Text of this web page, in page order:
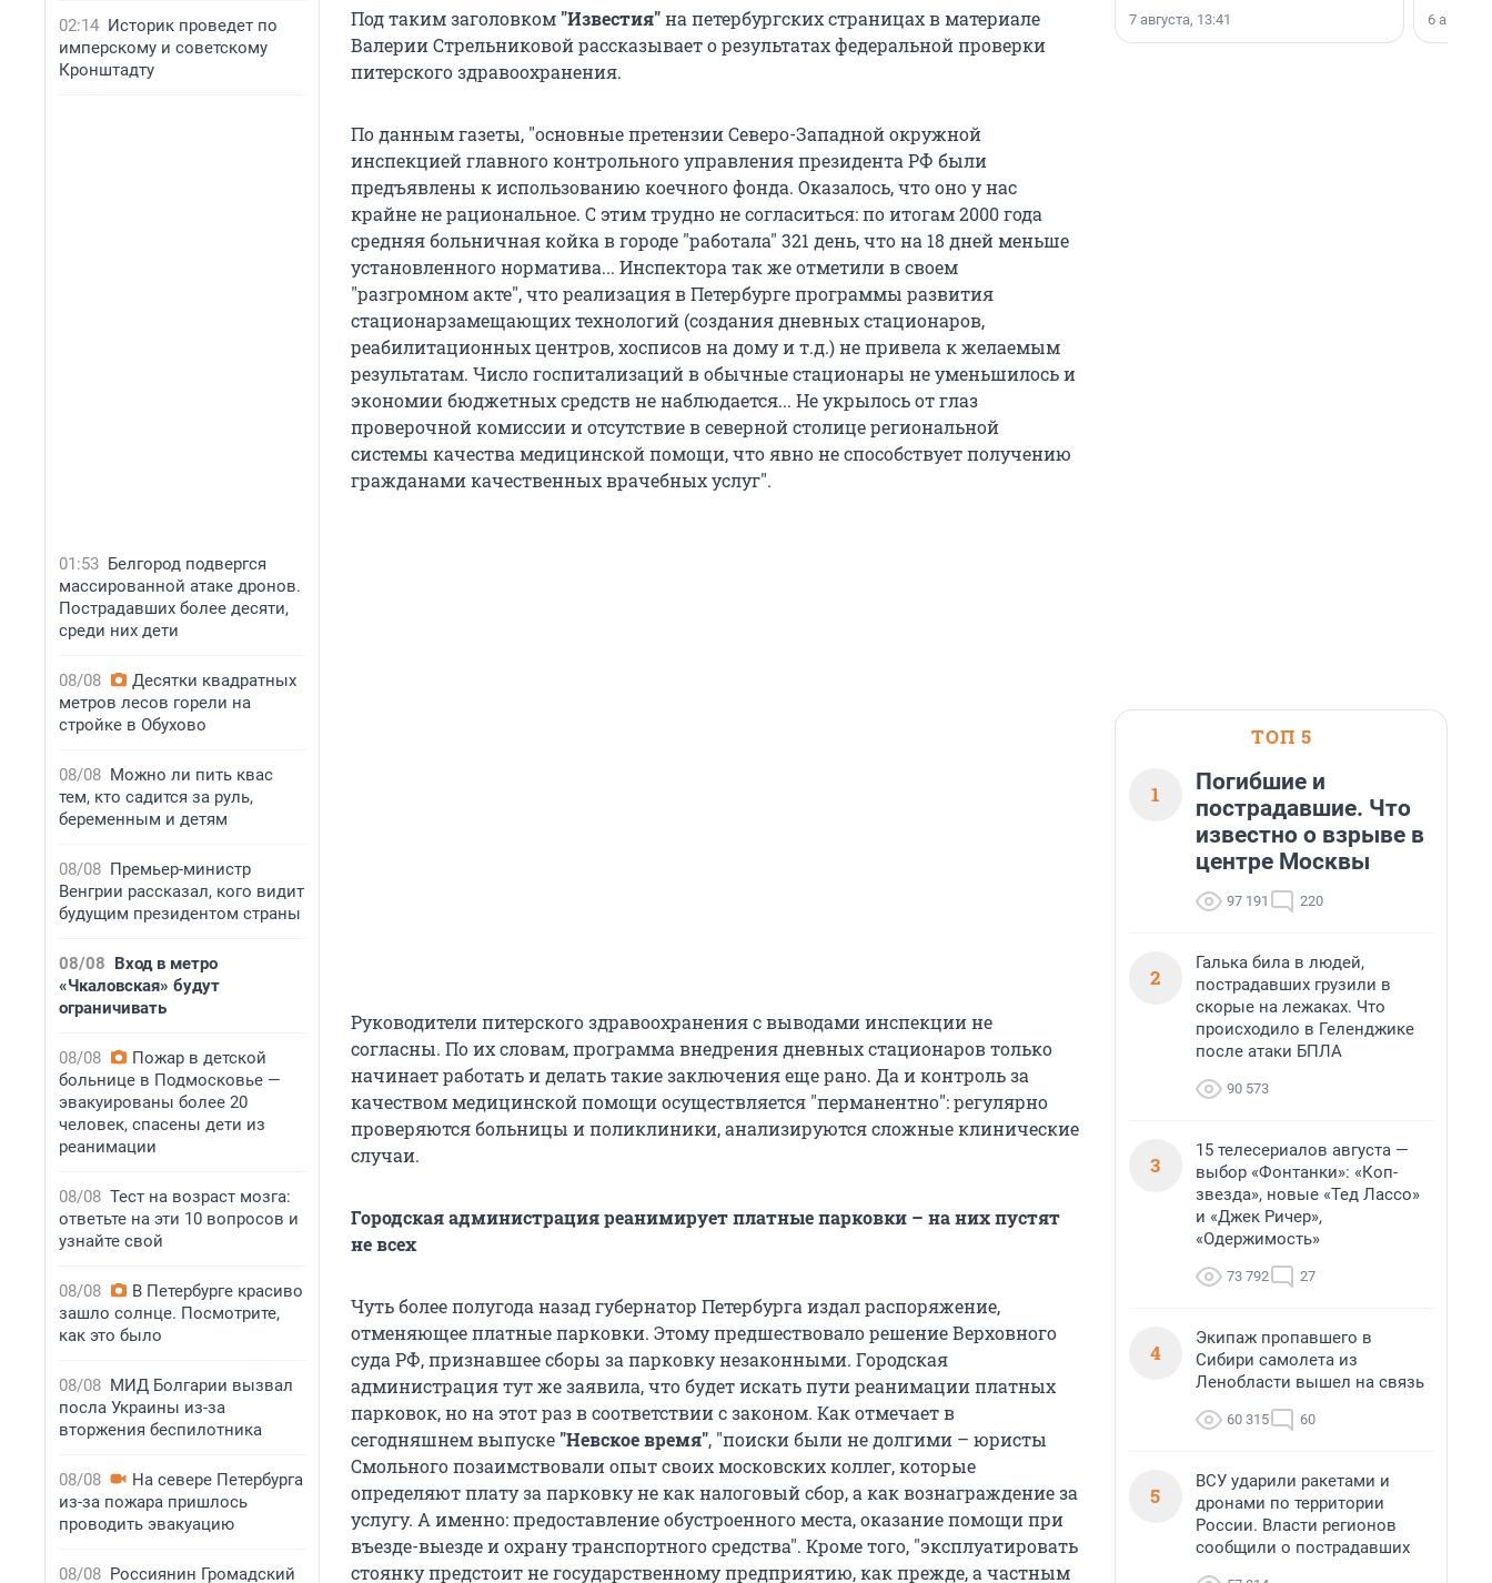
02:14 Историк проведет по
имперскому и советскому
Кронштадту
01:53 Белгород подвергся
массированной атаке дронов.
Пострадавших более десяти,
среди них дети
08/08
Десятки квадратных
метров лесов горели на
стройке в Обухово
08/08 Можно ли пить квас
тем, кто садится за руль,
беременным и детям
08/08 Премьер-министр
Венгрии рассказал, кого видит
будущим президентом страны
08/08 Вход в метро
«Чкаловская» будут
ограничивать
08/08
Пожар в детской
больнице в Подмосковье —
эвакуированы более 20
человек, спасены дети из
реанимации
08/08 Тест на возраст мозга:
ответьте на эти 10 вопросов и
узнайте свой
08/08
В Петербурге красиво
зашло солнце. Посмотрите,
как это было
08/08 МИД Болгарии вызвал
посла Украины из-за
вторжения беспилотника
08/08
На севере Петербурга
из-за пожара пришлось
проводить эвакуацию
08/08 Россиянин Громадский
Под таким заголовком "Известия"на петербургских страницах в материале
Валерии Стрельниковой рассказывает о результатах федеральной проверки
питерского здравоохранения.
По данным газеты, "основные претензии Северо-Западной окружной
инспекцией главного контрольного управления президента РФ были
предъявлены к использованию коечного фонда. Оказалось, что оно у нас
крайне не рациональное. С этим трудно не согласиться: по итогам 2000 года
средняя больничная койка в городе "работала" 321 день, что на 18 дней меньше
установленного норматива... Инспектора так же отметили в своем
"разгромном акте", что реализация в Петербурге программы развития
стационарзамещающих технологий (создания дневных стационаров,
реабилитационных центров, хосписов на дому и т.д.) не привела к желаемым
результатам. Число госпитализаций в обычные стационары не уменьшилось и
экономии бюджетных средств не наблюдается... Не укрылось от глаз
проверочной комиссии и отсутствие в северной столице региональной
системы качества медицинской помощи, что явно не способствует получению
гражданами качественных врачебных услуг".
Руководители питерского здравоохранения с выводами инспекции не
согласны. По их словам, программа внедрения дневных стационаров только
начинает работать и делать такие заключения еще рано. Да и контроль за
качеством медицинской помощи осуществляется "перманентно": регулярно
проверяются больницы и поликлиники, анализируются сложные клинические
случаи.
Городская администрация реанимирует платные парковки – на них пустят
не всех
Чуть более полугода назад губернатор Петербурга издал распоряжение,
отменяющее платные парковки. Этому предшествовало решение Верховного
суда РФ, признавшее сборы за парковку незаконными. Городская
администрация тут же заявила, что будет искать пути реанимации платных
парковок, но на этот раз в соответствии с законом. Как отмечает в
сегодняшнем выпуске "Невское время", "поиски были не долгими – юристы
Смольного позаимствовали опыт своих московских коллег, которые
определяют плату за парковку не как налоговый сбор, а как вознаграждение за
услугу. А именно: предоставление обустроенного места, оказание помощи при
въезде-выезде и охрану транспортного средства". Кроме того, "эксплуатировать
стоянку предстоит не государственному предприятию, как прежде, а частным
7 августа, 13:41
6
ТОП 5
1
Погибшие и
пострадавшие. Что
известно о взрыве в
центре Москвы
97 191 220
2
Галька била в людей,
пострадавших грузили в
скорые на лежаках. Что
происходило в Геленджике
после атаки БПЛА
90 573
3
15 телесериалов августа —
выбор «Фонтанки»: «Коп-
звезда», новые «Тед Лассо»
и «Джек Ричер»,
«Одержимость»
73 792 27
4
Экипаж пропавшего в
Сибири самолета из
Ленобласти вышел на связь
60 315 60
5
ВСУ ударили ракетами и
дронами по территории
России. Власти регионов
сообщили о пострадавших